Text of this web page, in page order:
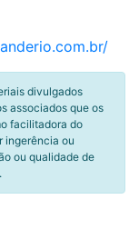
divulgados
associados que os
facilitadora do
ingerência ou
ou qualidade de